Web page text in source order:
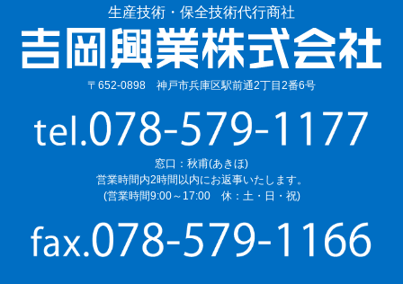
生産技術・保全技術代行商社
〒652-0898 神戸市兵庫区駅前通2丁目2番6号
窓口：秋甫(あきほ)
営業時間内2時間以内にお返事いたします。
(営業時間9:00～17:00 休：土・日・祝)